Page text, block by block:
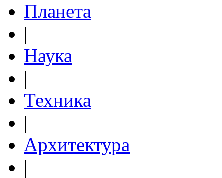
Планета
|
Наука
|
Техника
|
Архитектура
|